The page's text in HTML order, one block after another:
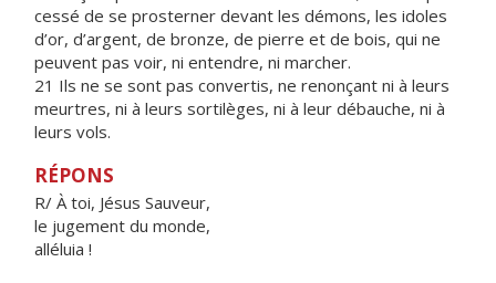
cessé de se prosterner devant les démons, les idoles
d’or, d’argent, de bronze, de pierre et de bois, qui ne
peuvent pas voir, ni entendre, ni marcher.
21 Ils ne se sont pas convertis, ne renonçant ni à leurs
meurtres, ni à leurs sortilèges, ni à leur débauche, ni à
leurs vols.
RÉPONS
R/ À toi, Jésus Sauveur,
le jugement du monde,
alléluia !